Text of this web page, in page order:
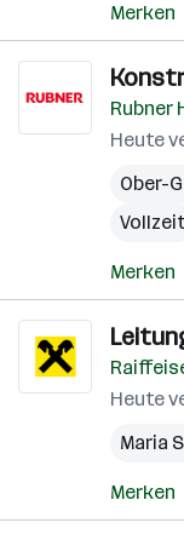
Merken
Rubner
Heute
Ober-
Merken
Heute
Maria
Merken